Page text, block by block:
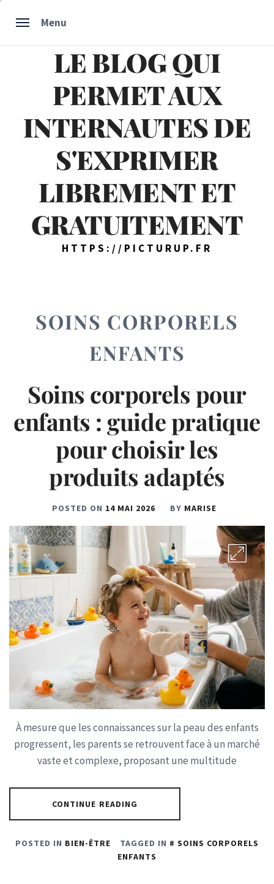
Menu
LE BLOG QUI
PERMET AUX
INTERNAUTES DE
S'EXPRIMER
LIBREMENT ET
GRATUITEMENT
HTTPS://PICTURUP.FR
SOINS CORPORELS
ENFANTS
Soins corporels pour
enfants : guide pratique
pour choisir les
produits adaptés
POSTED ON 14 MAI 2026 BY MARISE
À mesure que les connaissances sur la peau des enfants
progressent, les parents se retrouvent face à un marché
vaste et complexe, proposant une multitude
CONTINUE READING
POSTED IN BIEN-ÊTRE TAGGED IN
SOINS CORPORELS
ENFANTS